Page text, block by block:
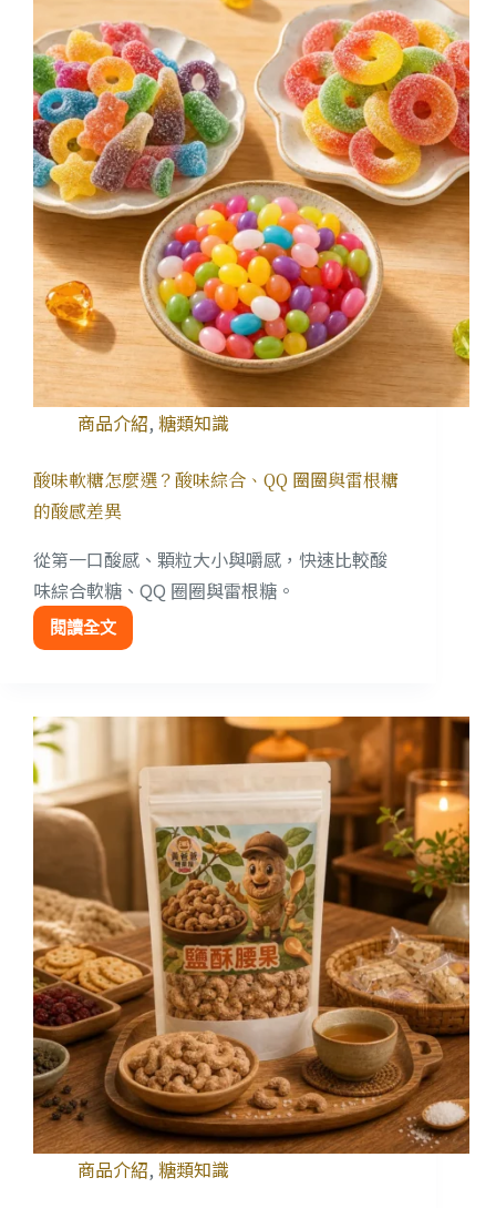
商品介紹, 糖類知識
酸味軟糖怎麼選？酸味綜合、QQ 圈圈與雷根糖
的酸感差異
從第一口酸感、顆粒大小與嚼感，快速比較酸
味綜合軟糖、QQ 圈圈與雷根糖。
閱讀全文
商品介紹, 糖類知識